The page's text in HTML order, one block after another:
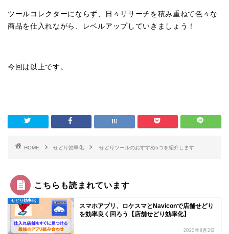
ツールコレクターにならず、日々リサーチを積み重ねて色々な
商品を仕入れながら、レベルアップしていきましょう！
今回は以上です。
HOME せどり効率化 せどりツールのおすすめ5つを紹介します
こちらも読まれています
せどり効率化
スマホアプリ、ロケスマとNaviconで店舗せどり
を効率良く回ろう【店舗せどり効率化】
2020年8月2日